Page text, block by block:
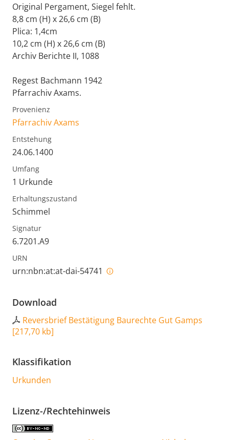
Original Pergament, Siegel fehlt.
8,8 cm (H) x 26,6 cm (B)
Plica: 1,4cm
10,2 cm (H) x 26,6 cm (B)
Archiv Berichte II, 1088
Regest Bachmann 1942
Pfarrachiv Axams.
Provenienz
Pfarrachiv Axams
Entstehung
24.06.1400
Umfang
1 Urkunde
Erhaltungszustand
Schimmel
Signatur
6.7201.A9
URN
urn:nbn:at:at-dai-54741
Download
Reversbrief Bestätigung Baurechte Gut Gamps
[217,70 kb]
Klassifikation
Urkunden
Lizenz-/Rechtehinweis